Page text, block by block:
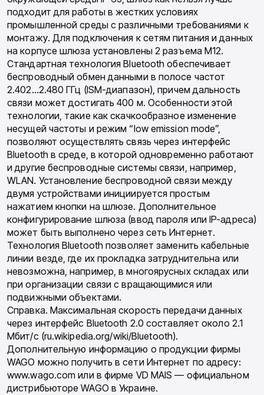
подходит для работы в жестких условиях
промышленной среды с различными требованиями к
монтажу. Для подключения к сетям питания и данных
на корпусе шлюза установлены 2 разъема M12.
Стандартная технология Bluetooth обеспечивает
беспроводный обмен данными в полосе частот
2.402…2.480 ГГц (ISM-диапазон), причем дальность
связи может достигать 400 м. Особенности этой
технологии, такие как скачкообразное изменение
несущей частоты и режим “low emission mode”,
позволяют осуществлять связь через интерфейс
Bluetooth в среде, в которой одновременно работают
и другие беспроводные системы связи, например,
WLAN. Установление беспроводной связи между
двумя устройствами инициируется простым
нажатием кнопки на шлюзе. Дополнительное
конфигурирование шлюза (ввод пароля или IP-адреса)
может быть выполнено через сеть Интернет.
Технология Bluetooth позволяет заменить кабельные
линии везде, где их прокладка затруднительна или
невозможна, например, в многоярусных складах или
при организации связи с вращающимися или
подвижными объектами.
Справка. Максимальная скорость передачи данных
через интерфейс Bluetooth 2.0 составляет около 2.1
Мбит/с (ru.wikipedia.org/wiki/Bluetooth).
Дополнительную информацию о продукции фирмы
WAGO можно получить в сети Интернет по адресу:
www.wago.com или в фирме VD MAIS — официальном
дистрибьюторе WAGO в Украине.